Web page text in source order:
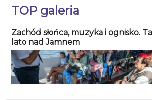
TOP galeria
Zachód słońca, muzyka i ognisko.
lato nad Jamnem